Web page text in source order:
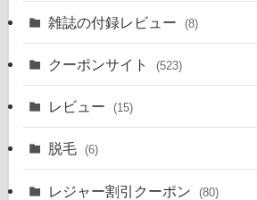
雑誌の付録レビュー (8)
クーポンサイト (523)
レビュー (15)
脱毛 (6)
レジャー割引クーポン (80)